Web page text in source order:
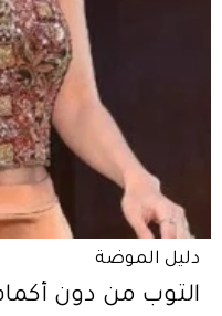
دليل الموضة
التوب من دون